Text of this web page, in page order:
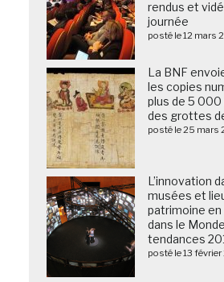
rendus et
journée
posté le 12 mars
La BNF
les copies
plus de 5
des grottes
posté le 25 mars
L’innovation
musées et
patrimoine en
dans le
tendances
posté le 13 février